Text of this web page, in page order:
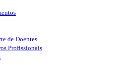
de Doentes
Profissionais